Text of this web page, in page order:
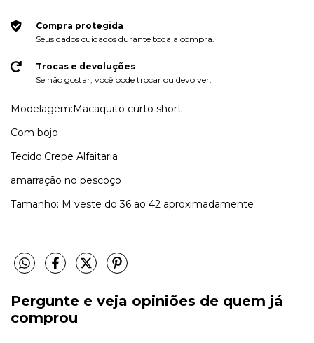
Compra protegida
Seus dados cuidados durante toda a compra.
Trocas e devoluções
Se não gostar, você pode trocar ou devolver.
Modelagem:Macaquito curto short
Com bojo
Tecido:Crepe Alfaitaria
amarração no pescoço
Tamanho: M veste do 36 ao 42 aproximadamente
Pergunte e veja opiniões de quem já
comprou